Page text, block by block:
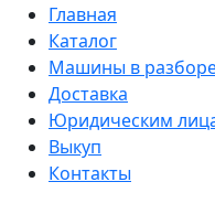
Главная
Каталог
Машины в
Доставка
Юридическим
Выкуп
Контакты